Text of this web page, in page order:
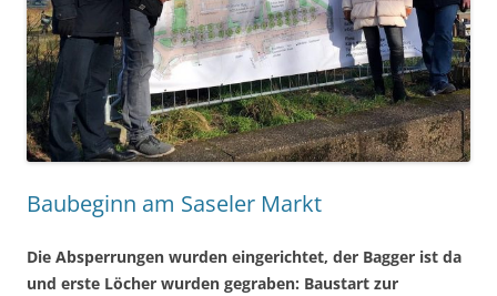
Baubeginn am Saseler Markt
Die Absperrungen wurden eingerichtet, der Bagger ist da
und erste Löcher wurden gegraben: Baustart zur